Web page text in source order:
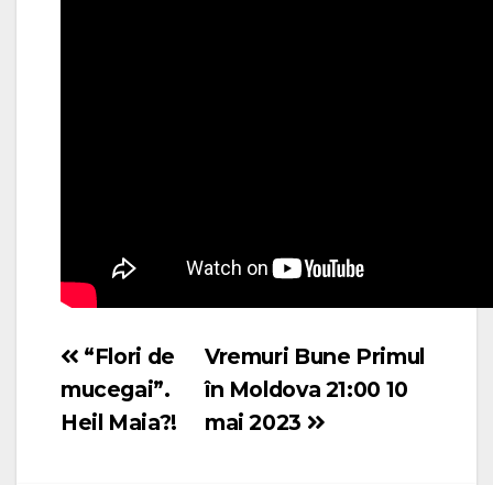
Navigare
în
Vremuri Bune Primul
în Moldova 21:00 10
mai 2023
“Flori de
mucegai”.
Heil Maia?!